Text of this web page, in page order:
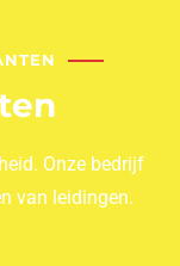
Onze bedrijf
van leidingen.